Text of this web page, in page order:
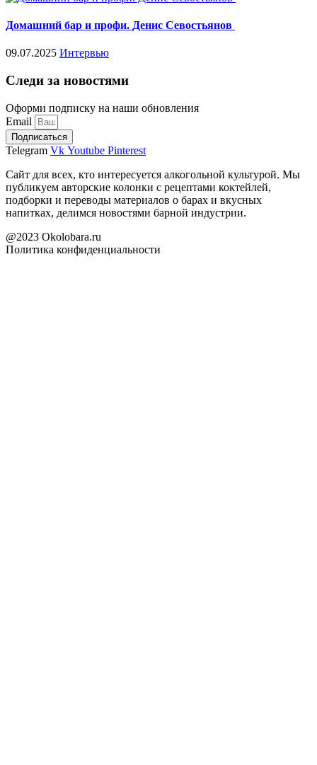
Домашний бар и профи. Денис Севостьянов
09.07.2025 Интервью
Следи за новостями
Оформи подписку на наши обновления
Email
Подписаться
Telegram Vk Youtube Pinterest
Сайт для всех, кто интересуется алкогольной культурой. Мы
публикуем авторские колонки с рецептами коктейлей,
подборки и переводы материалов о барах и вкусных
напитках, делимся новостями барной индустрии.
@2023 Okolobara.ru
Политика конфиденциальности